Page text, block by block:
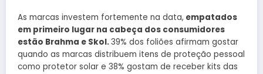
As marcas investem fortemente na data, empatados
em primeiro lugar na cabeça dos consumidores
estão Brahma e Skol.39% dos foliões afirmam gostar
quando as marcas distribuem itens de proteção pessoal
como protetor solar e 38% gostam de receber kits das